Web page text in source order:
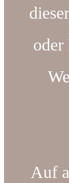
oder
Auf